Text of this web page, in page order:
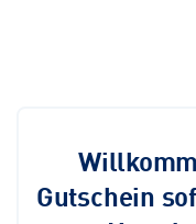
Gutschein